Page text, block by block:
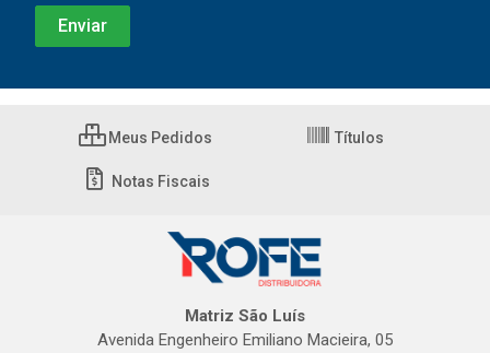
Meus Pedidos Títulos
Notas Fiscais
Matriz São Luís
Avenida Engenheiro Emiliano Macieira, 05